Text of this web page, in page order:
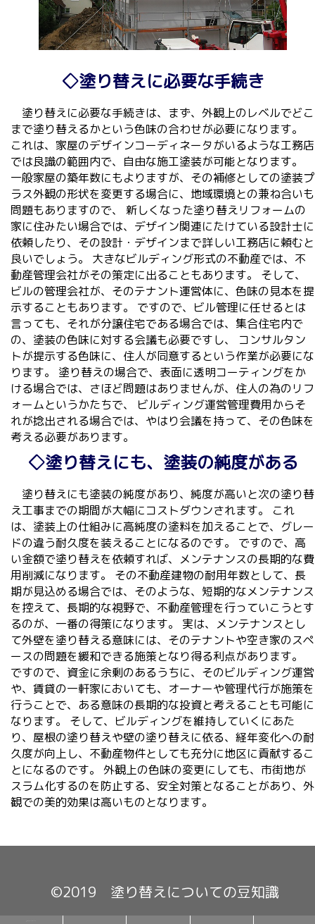
◇塗り替えに必要な手続き
塗り替えに必要な手続きは、まず、外観上のレベルでどこ
まで塗り替えるかという色味の合わせが必要になります。
これは、家屋のデザインコーディネータがいるような工務店
では良識の範囲内で、自由な施工塗装が可能となります。
一般家屋の築年数にもよりますが、その補修としての塗装プ
ラス外観の形状を変更する場合に、地域環境との兼ね合いも
問題もありますので、 新しくなった塗り替えリフォームの
家に住みたい場合では、デザイン関連にたけている設計士に
依頼したり、その設計・デザインまで詳しい工務店に頼むと
良いでしょう。 大きなビルディング形式の不動産では、不
動産管理会社がその策定に出ることもあります。 そして、
ビルの管理会社が、そのテナント運営体に、色味の見本を提
示することもあります。 ですので、ビル管理に任せるとは
言っても、それが分譲住宅である場合では、集合住宅内で
の、塗装の色味に対する会議も必要ですし、 コンサルタン
トが提示する色味に、住人が同意するという作業が必要にな
ります。 塗り替えの場合で、表面に透明コーティングをか
ける場合では、さほど問題はありませんが、住人の為のリフ
ォームというかたちで、 ビルディング運営管理費用からそ
れが捻出される場合では、やはり会議を持って、その色味を
考える必要があります。
◇塗り替えにも、塗装の純度がある
塗り替えにも塗装の純度があり、純度が高いと次の塗り替
え工事までの期間が大幅にコストダウンされます。 これ
は、塗装上の仕組みに高純度の塗料を加えることで、グレー
ドの違う耐久度を装えることになるのです。 ですので、高
い金額で塗り替えを依頼すれば、メンテナンスの長期的な費
用削減になります。 その不動産建物の耐用年数として、長
期が見込める場合では、そのような、短期的なメンテナンス
を控えて、長期的な視野で、不動産管理を行っていこうとす
るのが、一番の得策になります。 実は、メンテナンスとし
て外壁を塗り替える意味には、そのテナントや空き家のスペ
ースの問題を緩和できる施策となり得る利点があります。
ですので、資金に余剰のあるうちに、そのビルディング運営
や、賃貸の一軒家においても、オーナーや管理代行が施策を
行うことで、ある意味の長期的な投資と考えることも可能に
なります。 そして、ビルディングを維持していくにあた
り、屋根の塗り替えや壁の塗り替えに依る、経年変化への耐
久度が向上し、不動産物件としても充分に地区に貢献するこ
とになるのです。 外観上の色味の変更にしても、市街地が
スラム化するのを防止する、安全対策となることがあり、外
観での美的効果は高いものとなります。
©2019 塗り替えについての豆知識